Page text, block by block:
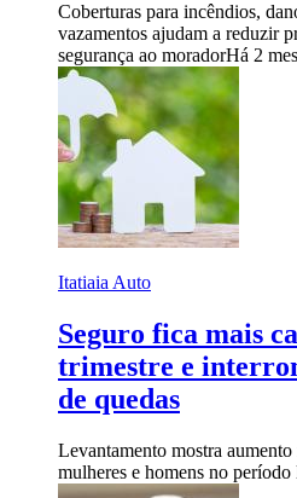
Coberturas para incêndios,
vazamentos ajudam a reduzir
segurança ao moradorHá 2
Itatiaia Auto
Seguro fica mais
trimestre e
de quedas
Levantamento mostra
mulheres e homens no período